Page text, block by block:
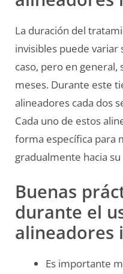
La duración del
invisibles puede variar
caso, pero en
meses. Durante este
alineadores cada dos
Cada uno de estos
forma específica para
gradualmente hacia
Buenas
durante el
alineadores
Es importante